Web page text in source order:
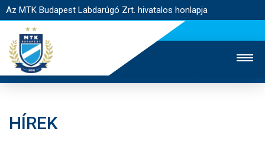
Az MTK Budapest Labdarúgó Zrt. hivatalos honlapja
HÍREK